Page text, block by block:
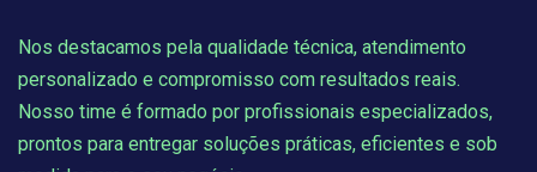
Nos destacamos pela qualidade técnica, atendimento
personalizado e compromisso com resultados reais.
Nosso time é formado por profissionais especializados,
prontos para entregar soluções práticas, eficientes e sob